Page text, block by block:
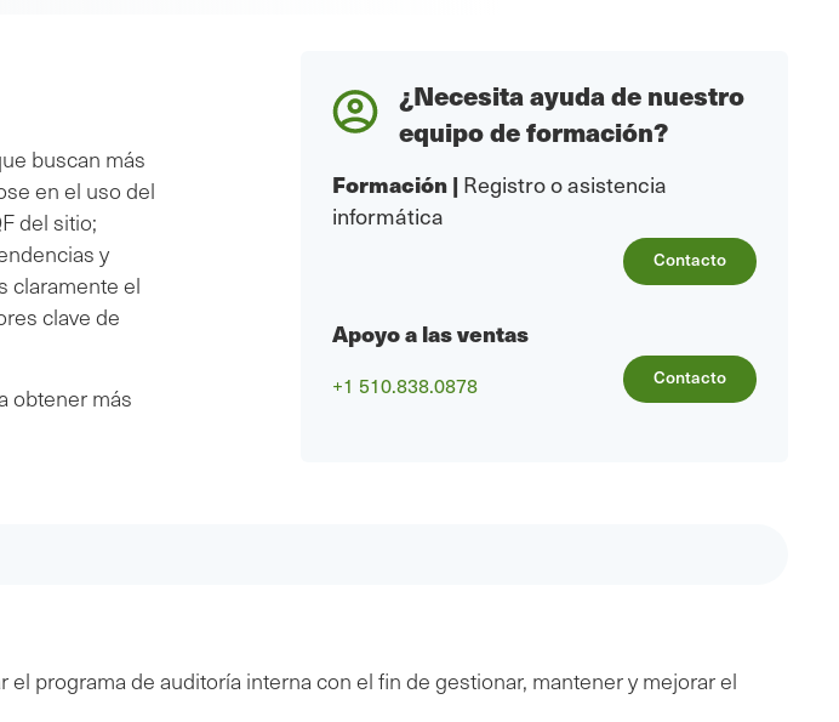
buscan más
en el uso del
del sitio;
y
claramente el
clave de
obtener más
¿Necesita ayuda de nuestro
equipo de formación?
Formación| Registro o asistencia
informática
Contacto
Apoyo a las ventas
+1 510.838.0878 Contacto
programa de auditoría interna con el fin de gestionar, mantener y mejorar el